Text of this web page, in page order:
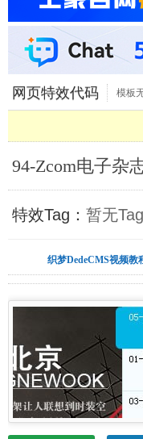
网页特效代码 模板
特效Tag： 暂无
织梦DedeCMS视频教